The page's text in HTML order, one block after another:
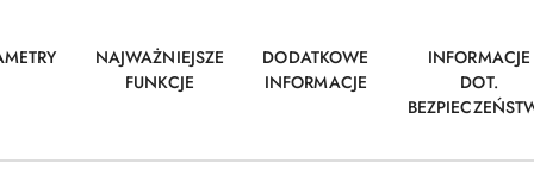
NAJWAŻNIEJSZE
FUNKCJE
DODATKOWE
INFORMACJE
INFORMACJE
DOT.